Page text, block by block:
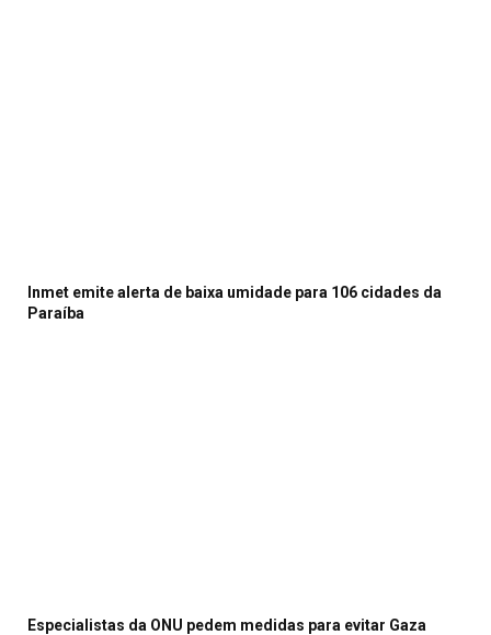
Inmet emite alerta de baixa umidade para 106 cidades da
Paraíba
Especialistas da ONU pedem medidas para evitar Gaza